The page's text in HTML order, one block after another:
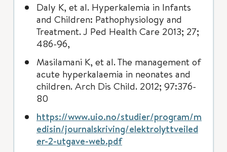
Daly K, et al. Hyperkalemia in Infants
and Children: Pathophysiology and
Treatment. J Ped Health Care 2013; 27;
486-96,
Masilamani K, et al. The management of
acute hyperkalaemia in neonates and
children. Arch Dis Child. 2012; 97:376-
80
https://www.uio.no/studier/program/m
edisin/journalskriving/elektrolyttveiled
er-2-utgave-web.pdf